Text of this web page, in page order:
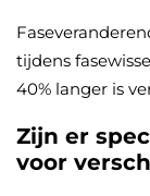
tijdens
40% langer is
Zijn er
voor